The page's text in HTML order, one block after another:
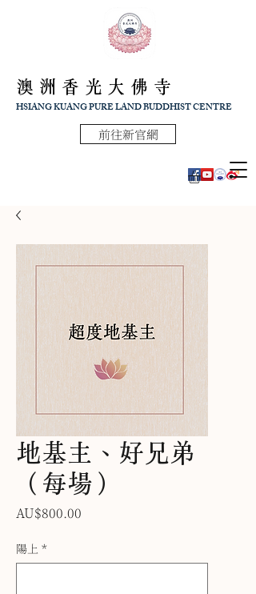
澳洲香光大佛寺
HSIANG KUANG PURE LAND BUDDHIST CENTRE
前往新官網
地基主、好兄弟
（每場）
AU$800.00
陽上 *